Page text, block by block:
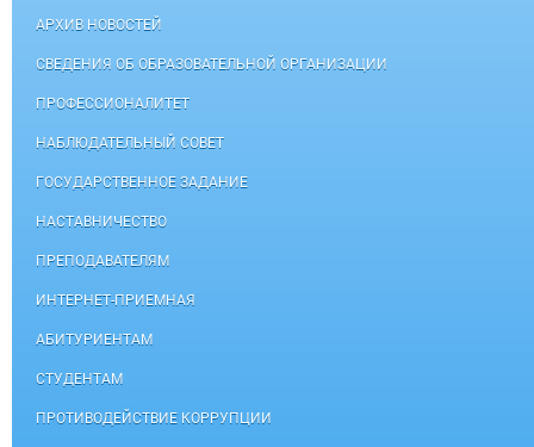
АРХИВ НОВОСТЕЙ
СВЕДЕНИЯ ОБ ОБРАЗОВАТЕЛЬНОЙ ОРГАНИЗАЦИИ
ПРОФЕССИОНАЛИТЕТ
НАБЛЮДАТЕЛЬНЫЙ СОВЕТ
ГОСУДАРСТВЕННОЕ ЗАДАНИЕ
НАСТАВНИЧЕСТВО
ПРЕПОДАВАТЕЛЯМ
ИНТЕРНЕТ-ПРИЕМНАЯ
АБИТУРИЕНТАМ
СТУДЕНТАМ
ПРОТИВОДЕЙСТВИЕ КОРРУПЦИИ